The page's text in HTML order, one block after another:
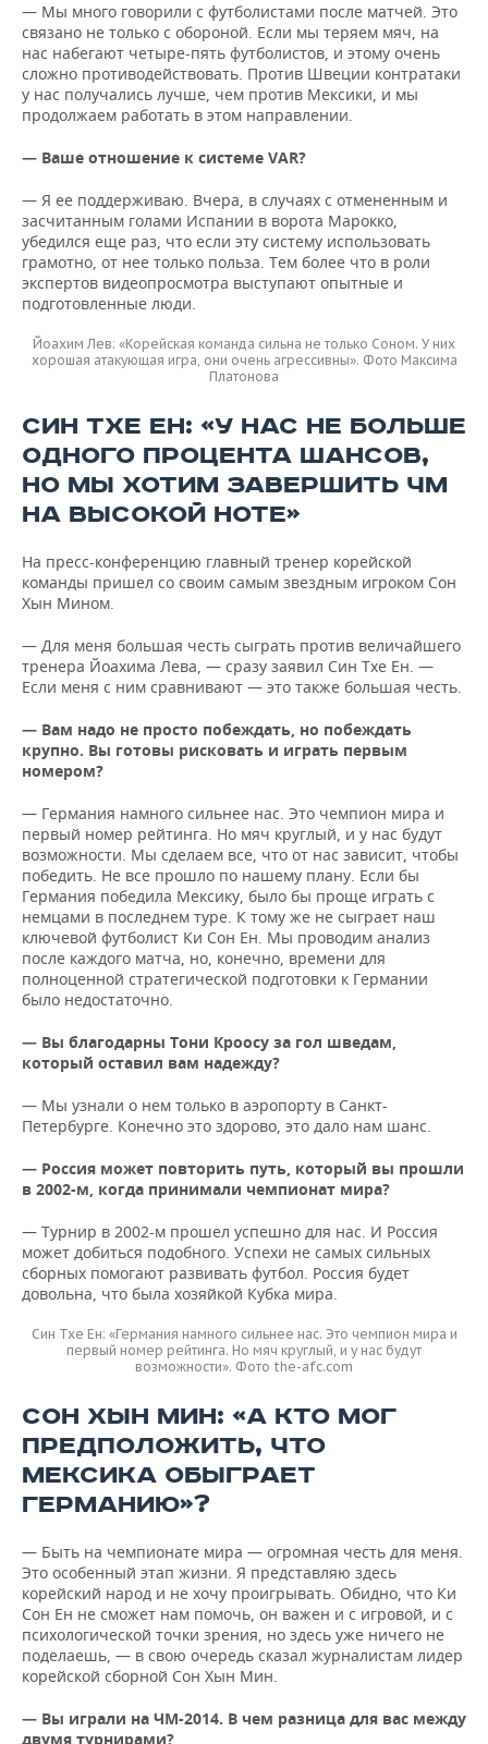
— Мы много говорили с футболистами после матчей. Это
связано не только с обороной. Если мы теряем мяч, на
нас набегают четыре-пять футболистов, и этому очень
сложно противодействовать. Против Швеции контратаки
у нас получались лучше, чем против Мексики, и мы
продолжаем работать в этом направлении.
— Ваше отношение к системе VAR?
— Я ее поддерживаю. Вчера, в случаях с отмененным и
засчитанным голами Испании в ворота Марокко,
убедился еще раз, что если эту систему использовать
грамотно, от нее только польза. Тем более что в роли
экспертов видеопросмотра выступают опытные и
подготовленные люди.
Йоахим Лев: «Корейская команда сильна не только Соном. У них
хорошая атакующая игра, они очень агрессивны». Фото Максима
Платонова
СИН ТХЕ ЕН: «У НАС НЕ БОЛЬШЕ
ОДНОГО ПРОЦЕНТА ШАНСОВ,
НО МЫ ХОТИМ ЗАВЕРШИТЬ ЧМ
НА ВЫСОКОЙ НОТЕ»
На пресс-конференцию главный тренер корейской
команды пришел со своим самым звездным игроком Сон
Хын Мином.
— Для меня большая честь сыграть против величайшего
тренера Йоахима Лева, — сразу заявил Син Тхе Ен. —
Если меня с ним сравнивают — это также большая честь.
— Вам надо не просто побеждать, но побеждать
крупно. Вы готовы рисковать и играть первым
номером?
— Германия намного сильнее нас. Это чемпион мира и
первый номер рейтинга. Но мяч круглый, и у нас будут
возможности. Мы сделаем все, что от нас зависит, чтобы
победить. Не все прошло по нашему плану. Если бы
Германия победила Мексику, было бы проще играть с
немцами в последнем туре. К тому же не сыграет наш
ключевой футболист Ки Сон Ен. Мы проводим анализ
после каждого матча, но, конечно, времени для
полноценной стратегической подготовки к Германии
было недостаточно.
— Вы благодарны Тони Кроосу за гол шведам,
который оставил вам надежду?
— Мы узнали о нем только в аэропорту в Санкт-
Петербурге. Конечно это здорово, это дало нам шанс.
— Россия может повторить путь, который вы прошли
в 2002-м, когда принимали чемпионат мира?
— Турнир в 2002-м прошел успешно для нас. И Россия
может добиться подобного. Успехи не самых сильных
сборных помогают развивать футбол. Россия будет
довольна, что была хозяйкой Кубка мира.
Син Тхе Ен: «Германия намного сильнее нас. Это чемпион мира и
первый номер рейтинга. Но мяч круглый, и у нас будут
возможности». Фото the-afc.com
СОН ХЫН МИН: «А КТО МОГ
ПРЕДПОЛОЖИТЬ, ЧТО
МЕКСИКА ОБЫГРАЕТ
ГЕРМАНИЮ»?
— Быть на чемпионате мира — огромная честь для меня.
Это особенный этап жизни. Я представляю здесь
корейский народ и не хочу проигрывать. Обидно, что Ки
Сон Ен не сможет нам помочь, он важен и с игровой, и с
психологической точки зрения, но здесь уже ничего не
поделаешь, — в свою очередь сказал журналистам лидер
корейской сборной Сон Хын Мин.
— Вы играли на ЧМ-2014. В чем разница для вас между
двумя турнирами?